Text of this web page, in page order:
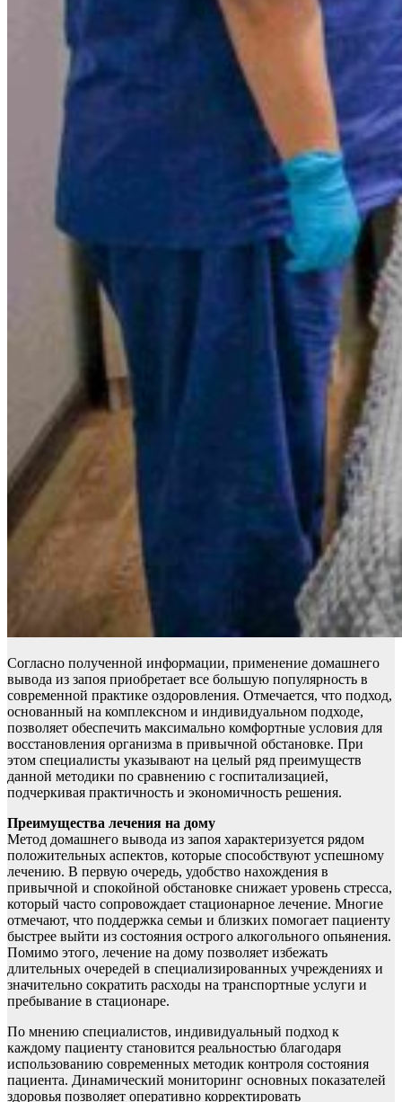
Согласно полученной информации, применение домашнего
вывода из запоя приобретает все большую популярность в
современной практике оздоровления. Отмечается, что подход,
основанный на комплексном и индивидуальном подходе,
позволяет обеспечить максимально комфортные условия для
восстановления организма в привычной обстановке. При
этом специалисты указывают на целый ряд преимуществ
данной методики по сравнению с госпитализацией,
подчеркивая практичность и экономичность решения.
Преимущества лечения на дому
Метод домашнего вывода из запоя характеризуется рядом
положительных аспектов, которые способствуют успешному
лечению. В первую очередь, удобство нахождения в
привычной и спокойной обстановке снижает уровень стресса,
который часто сопровождает стационарное лечение. Многие
отмечают, что поддержка семьи и близких помогает пациенту
быстрее выйти из состояния острого алкогольного опьянения.
Помимо этого, лечение на дому позволяет избежать
длительных очередей в специализированных учреждениях и
значительно сократить расходы на транспортные услуги и
пребывание в стационаре.
По мнению специалистов, индивидуальный подход к
каждому пациенту становится реальностью благодаря
использованию современных методик контроля состояния
пациента. Динамический мониторинг основных показателей
здоровья позволяет оперативно корректировать